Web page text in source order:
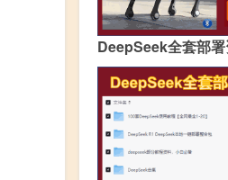
DeepSeek全套部